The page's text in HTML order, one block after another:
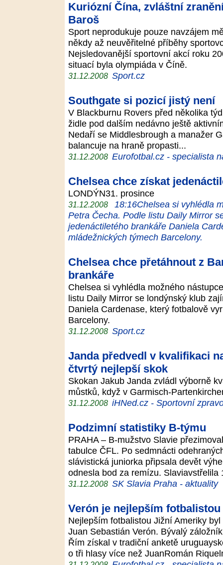
Kuriózní Čína, zvláštní
Baroš
Sport neprodukuje pouze navzájem
někdy až neuvěřitelné příběhy
Nejsledovanější sportovní akcí roku
situací byla olympiáda v Číně.
31.12.2008 Sport.cz
Southgate si pozicí jistý není
V Blackburnu Rovers před několika
židle pod dalším nedávno ještě
Nedaří se Middlesbrough a manažer
balancuje na hraně propasti...
31.12.2008 Eurofotbal.cz - specialista
Chelsea chce získat
LONDÝN31. prosince
31.12.2008
18:16Chelsea si vyhlédla
Petra Čecha. Podle listu Daily Mirror
jedenáctiletého brankáře Daniela
mládežnických týmech Barcelony.
Chelsea chce přetáhnout z
brankáře
Chelsea si vyhlédla možného
listu Daily Mirror se londýnský klub
Daniela Cardenase, který fotbalově
Barcelony.
31.12.2008 Sport.cz
Janda předvedl v kvalifikaci
čtvrtý nejlepší skok
Skokan Jakub Janda zvládl výborně
můstků, když v Garmisch-
31.12.2008 iHNed.cz - Sportovní
Podzimní statistiky B-týmu
PRAHA – B-mužstvo Slavie
tabulce ČFL. Po sedmnácti
slávistická juniorka připsala devět
odnesla bod za remízu.
31.12.2008 SK Slavia Praha - aktuality
Verón je nejlepším
Nejlepším fotbalistou Jižní Ameriky
Juan Sebastián Verón. Bývalý
Řím získal v tradiční anketě
o tři hlasy více než JuanRomán